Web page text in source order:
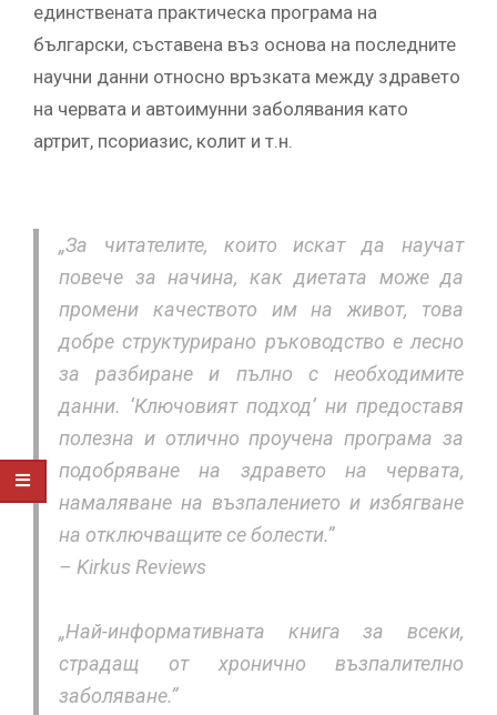
единствената практическа програма на
български, съставена въз основа на последните
научни данни относно връзката между здравето
на червата и автоимунни заболявания като
артрит, псориазис, колит и т.н.
„За читателите, които искат да научат
повече за начина, как диетата може да
промени качеството им на живот, това
добре структурирано ръководство е лесно
за разбиране и пълно с необходимите
данни. ‘Ключовият подход’ ни предоставя
полезна и отлично проучена програма за
подобряване на здравето на червата,
намаляване на възпалението и избягване
на отключващите се болести.”
– Kirkus Reviews
„Най-информативната книга за всеки,
страдащ от хронично възпалително
заболяване.”